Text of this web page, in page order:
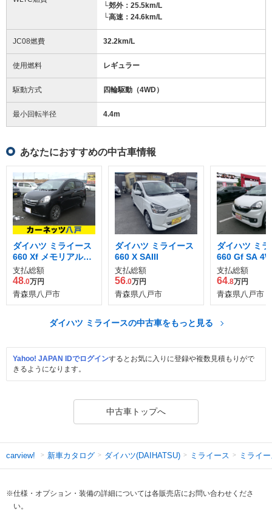
└郊外：25.5km/L
└高速：24.6km/L
JC08燃費 32.2km/L
使用燃料 レギュラー
駆動方式 四輪駆動（4WD）
最小回転半径 4.4m
あなたにおすすめの中古車情報
ダイハツ ミライース
660 Xf メモリアルエ
ディション 4WD
支払総額
48.0万円
青森県八戸市
ダイハツ ミライース
660 X SAIII
支払総額
56.0万円
青森県八戸市
ダイハツ ミ
660 Gf SA
支払総額
64.8万円
青森県八戸市
ダイハツ ミライースの中古車をもっと見る
Yahoo! JAPAN IDでログインするとお気に入りに登録や複数見積もりがで
きるようになります。
中古車トップへ
carview! 新車カタログ ダイハツ(DAIHATSU) ミライース ミライ
※仕様・オプション・装備の詳細については各販売店にお問い合わせくださ
い。